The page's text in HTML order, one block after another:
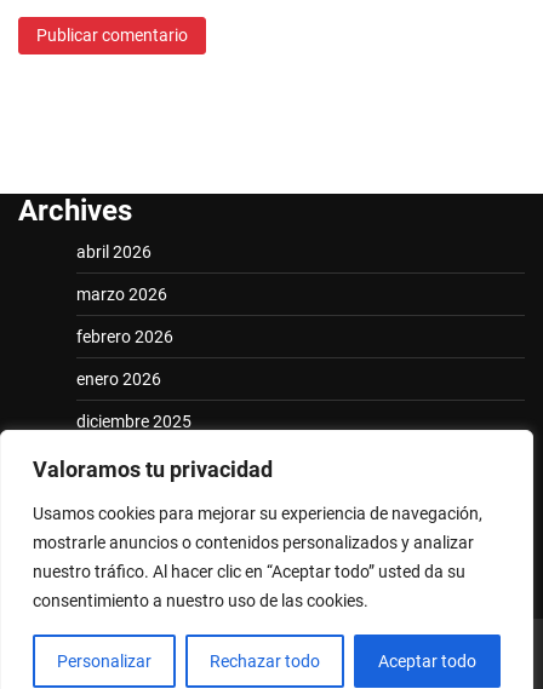
Valoramos tu privacidad
Usamos cookies para mejorar su experiencia de navegación,
mostrarle anuncios o contenidos personalizados y analizar
nuestro tráfico. Al hacer clic en “Aceptar todo” usted da su
consentimiento a nuestro uso de las cookies.
Personalizar Rechazar todo Aceptar todo
Archives
abril 2026
marzo 2026
febrero 2026
enero 2026
diciembre 2025
noviembre 2025
Categories
Uncategorized
Copyright © 2026 elconcordiense.com
Theme: National
News ByAdore Themes.